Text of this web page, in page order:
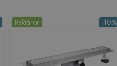
-10%
Raktáron